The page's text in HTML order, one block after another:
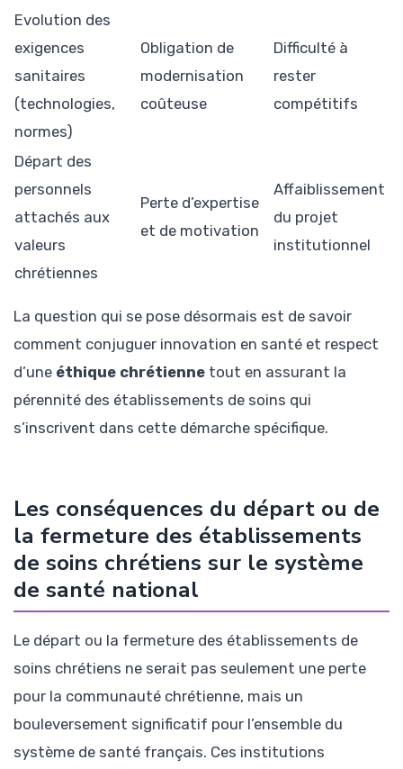
Evolution des
exigences
sanitaires
(technologies,
normes)
Obligation de
modernisation
coûteuse
Difficulté à
rester
compétitifs
Départ des
personnels
attachés aux
valeurs
chrétiennes
Perte d’expertise
et de motivation
Affaiblissement
du projet
institutionnel
La question qui se pose désormais est de savoir
comment conjuguer innovation en santé et respect
d’une éthique chrétienne tout en assurant la
pérennité des établissements de soins qui
s’inscrivent dans cette démarche spécifique.
Les conséquences du départ ou de
la fermeture des établissements
de soins chrétiens sur le système
de santé national
Le départ ou la fermeture des établissements de
soins chrétiens ne serait pas seulement une perte
pour la communauté chrétienne, mais un
bouleversement significatif pour l’ensemble du
système de santé français. Ces institutions